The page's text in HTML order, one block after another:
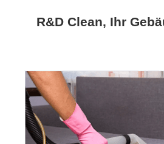
R&D Clean, Ihr